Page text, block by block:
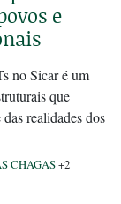
e
no Sicar é um
que
realidades dos
CHAGAS+2